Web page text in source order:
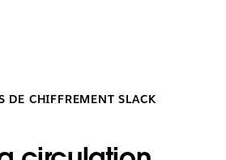
DE CHIFFREMENT SLACK